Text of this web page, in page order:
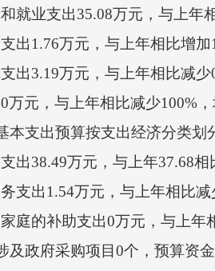
业支出35.08万元，与上年相
1.76万元，与上年相比增加
3.19万元，与上年相比减少
，与上年相比减少100%，
支出预算按支出经济分类划
38.49万元，与上年37.68相
出1.54万元，与上年相比减
的补助支出0万元，与上年
政府采购项目0个，预算资金